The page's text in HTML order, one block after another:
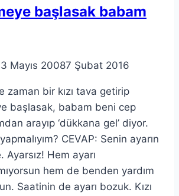
başlasak babam
Mayıs 20087 Şubat 2016
zaman bir kızı tava getirip
başlasak, babam beni cep
arayıp ‘dükkana gel’ diyor.
CEVAP: Senin ayarın
Ayarsız! Hem ayarı
hem de benden yardım
Saatinin de ayarı bozuk. Kızı